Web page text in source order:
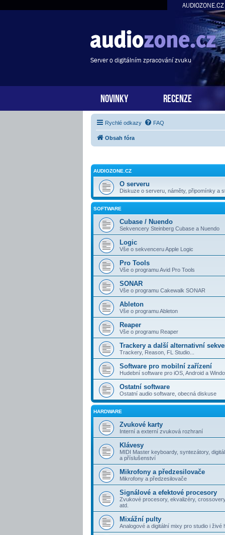
AUDIOZONE.CZ
Server o digitálním zpracování zvuku
NOVINKY RECENZE
Rychlé odkazy FAQ
Obsah fóra
AUDIOZONE.CZ
O serveru
Diskuze o serveru, náměty, připomínky a
SOFTWARE
Cubase / Nuendo
Sekvencery Steinberg Cubase a Nuendo
Logic
Vše o sekvenceru Apple Logic
Pro Tools
Vše o programu Avid Pro Tools
SONAR
Vše o programu Cakewalk SONAR
Ableton
Vše o programu Ableton
Reaper
Vše o programu Reaper
Trackery a další alternativní
Trackery, Reason, FL Studio...
Software pro mobilní zařízení
Hudební software pro iOS, Android a
Ostatní software
Ostatní audio software, obecná diskuse
HARDWARE
Zvukové karty
Interní a externí zvuková rozhraní
Klávesy
MIDI Master keyboardy, syntezátory,
a příslušenství
Mikrofony a předzesilovače
Mikrofony a předzesilovače
Signálové a efektové procesory
Zvukové procesory, ekvalizéry,
atd.
Mixážní pulty
Analogové a digitální mixy pro studio i živé